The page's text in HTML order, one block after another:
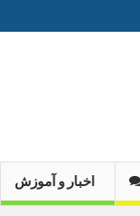
اخبار و آموزش